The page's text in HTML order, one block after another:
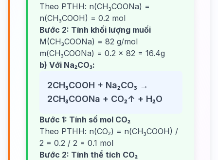
Theo PTHH: n(CH₃COONa) =
n(CH₃COOH) = 0.2 mol
Bước 2: Tính khối lượng muối
M(CH₃COONa) = 82 g/mol
m(CH₃COONa) = 0.2 × 82 = 16.4g
b) Với Na₂CO₃:
2CH₃COOH + Na₂CO₃ →
2CH₃COONa + CO₂↑ + H₂O
Bước 1: Tính số mol CO₂
Theo PTHH: n(CO₂) = n(CH₃COOH) /
2 = 0.2 / 2 = 0.1 mol
Bước 2: Tính thể tích CO₂